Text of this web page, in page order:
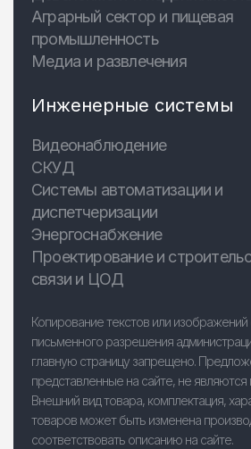
Аграрный сектор и пищевая
промышленность
Медиа и развлечения
Инженерные системы
Видеонаблюдение
СКУД
Системы автоматизации и
диспетчеризации
Энергоснабжение
Проектирование и
связи и ЦОД
Копирование текстов или изображений
письменного разрешения
главную страницу запрещено.
представленные на сайте, не
Внешний вид товара, комплектация,
товаров может быть изменена
соответствовать описанию на сайте.